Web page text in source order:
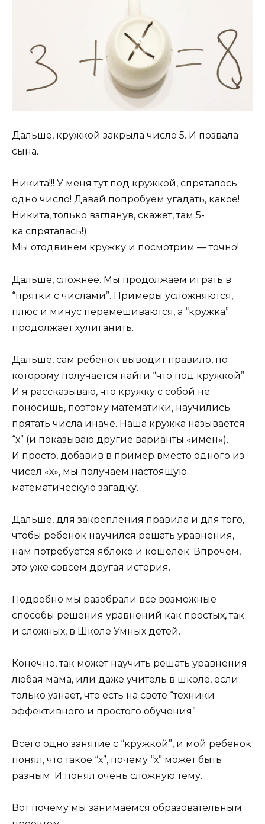
Дальше, кружкой закрыла число 5. И позвала
сына.
Никита!!! У меня тут под кружкой, спряталось
одно число! Давай попробуем угадать, какое!
Никита, только взглянув, скажет, там 5-
ка спряталась!)
Мы отодвинем кружку и посмотрим — точно!
Дальше, сложнее. Мы продолжаем играть в
“прятки с числами”. Примеры усложняются,
плюс и минус перемешиваются, а “кружка”
продолжает хулиганить.
Дальше, сам ребенок выводит правило, по
которому получается найти “что под кружкой”.
И я рассказываю, что кружку с собой не
поносишь, поэтому математики, научились
прятать числа иначе. Наша кружка называется
“х” (и показываю другие варианты «имен»).
И просто, добавив в пример вместо одного из
чисел «х», мы получаем настоящую
математическую загадку.
Дальше, для закрепления правила и для того,
чтобы ребенок научился решать уравнения,
нам потребуется яблоко и кошелек. Впрочем,
это уже совсем другая история.
Подробно мы разобрали все возможные
способы решения уравнений как простых, так
и сложных, в Школе Умных детей.
Конечно, так может научить решать уравнения
любая мама, или даже учитель в школе, если
только узнает, что есть на свете “техники
эффективного и простого обучения”
Всего одно занятие с “кружкой”, и мой ребенок
понял, что такое “х”, почему “х” может быть
разным. И понял очень сложную тему.
Вот почему мы занимаемся образовательным